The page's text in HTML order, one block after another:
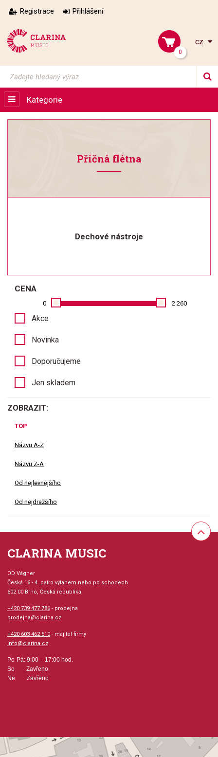
Registrace Přihlášení
0
cz
Kategorie
Příčná flétna
Dechové nástroje
CENA
0 2 260
Akce
Novinka
Doporučujeme
Jen skladem
ZOBRAZIT:
TOP
Názvu A-Z
Názvu Z-A
Od nejlevnějšího
Od nejdražšího
CLARINA MUSIC
OD Vágner
Česká 16 - 4. patro výtahem nebo po schodech
602 00 Brno, Česká republika
+420 739 477 786 - prodejna
prodejna@clarina.cz
+420 603 462 510 - majitel firmy
info@clarina.cz
Po-Pá: 9:00 – 17:00 hod.
So Zavřeno
Ne Zavřeno